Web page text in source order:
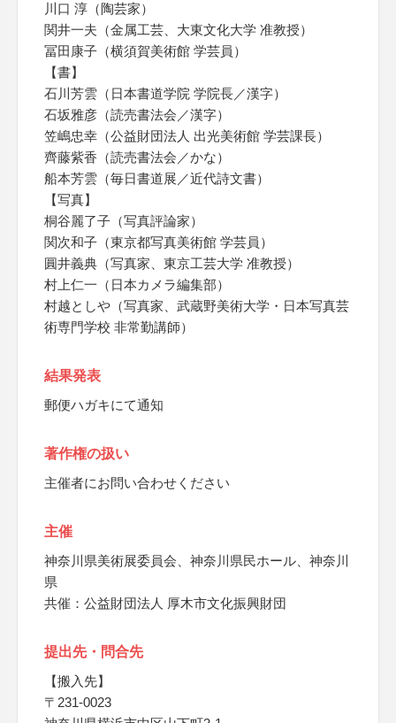
川口 淳（陶芸家）
関井一夫（金属工芸、大東文化大学 准教授）
冨田康子（横須賀美術館 学芸員）
【書】
石川芳雲（日本書道学院 学院長／漢字）
石坂雅彦（読売書法会／漢字）
笠嶋忠幸（公益財団法人 出光美術館 学芸課長）
齊藤紫香（読売書法会／かな）
船本芳雲（毎日書道展／近代詩文書）
【写真】
桐谷麗了子（写真評論家）
関次和子（東京都写真美術館 学芸員）
圓井義典（写真家、東京工芸大学 准教授）
村上仁一（日本カメラ編集部）
村越としや（写真家、武蔵野美術大学・日本写真芸
術専門学校 非常勤講師）
結果発表
郵便ハガキにて通知
著作権の扱い
主催者にお問い合わせください
主催
神奈川県美術展委員会、神奈川県民ホール、神奈川
県
共催：公益財団法人 厚木市文化振興財団
提出先・問合先
【搬入先】
〒231-0023